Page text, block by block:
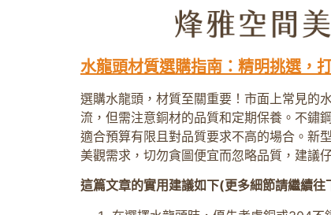
水龍頭材質選購指南：精明挑選，
選購水龍頭，材質至關重要！市面上常見的
流，但需注意銅材的品質和定期保養。不鏽
適合預算有限且對品質要求不高的場合。新
美觀需求，切勿貪圖便宜而忽略品質，建議
這篇文章的實用建議如下(更多細節請繼續往